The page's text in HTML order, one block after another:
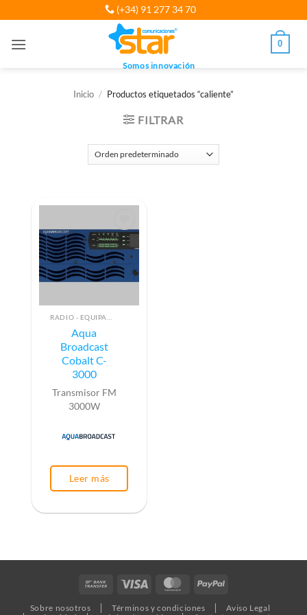
al
(+34) 91 277 34 70
Somos innovación
0
Inicio / Productos etiquetados “caliente”
FILTRAR
Aqua
Broadcast
Cobalt C-
3000
Transmisor FM
3000W
Leer más
Bank
Visa MasterCardPayPal
Sobre nosotros Términos y condiciones
Aviso Legal